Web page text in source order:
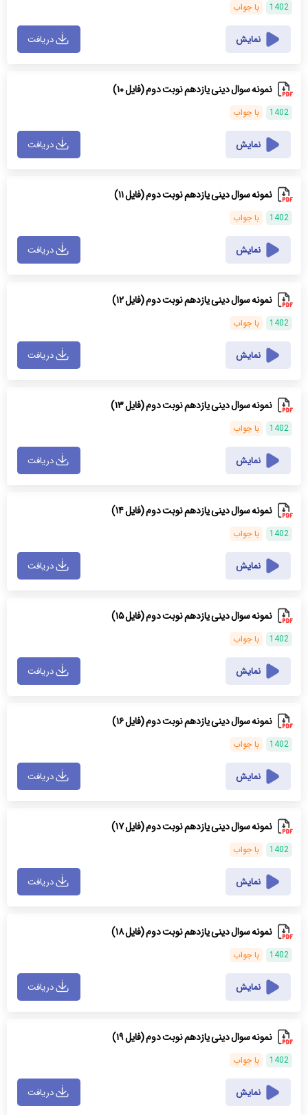
1402 با جواب
نمایش دریافت
نمونه سوال دینی یازدهم نوبت دوم (فایل ۱۰)
1402 با جواب
نمایش دریافت
نمونه سوال دینی یازدهم نوبت دوم (فایل ۱۱)
1402 با جواب
نمایش دریافت
نمونه سوال دینی یازدهم نوبت دوم (فایل ۱۲)
1402 با جواب
نمایش دریافت
نمونه سوال دینی یازدهم نوبت دوم (فایل ۱۳)
1402 با جواب
نمایش دریافت
نمونه سوال دینی یازدهم نوبت دوم (فایل ۱۴)
1402 با جواب
نمایش دریافت
نمونه سوال دینی یازدهم نوبت دوم (فایل ۱۵)
1402 با جواب
نمایش دریافت
نمونه سوال دینی یازدهم نوبت دوم (فایل ۱۶)
1402 با جواب
نمایش دریافت
نمونه سوال دینی یازدهم نوبت دوم (فایل ۱۷)
1402 با جواب
نمایش دریافت
نمونه سوال دینی یازدهم نوبت دوم (فایل ۱۸)
1402 با جواب
نمایش دریافت
نمونه سوال دینی یازدهم نوبت دوم (فایل ۱۹)
1402 با جواب
نمایش دریافت